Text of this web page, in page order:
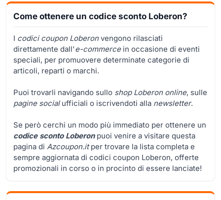
Come ottenere un codice sconto Loberon?
I codici coupon Loberonvengono rilasciati
direttamente dall'e-commercein occasione di eventi
speciali, per promuovere determinate categorie di
articoli, reparti o marchi.
Puoi trovarli navigando sullo shop Loberon online, sulle
pagine socialufficiali o iscrivendoti alla newsletter.
Se però cerchi un modo più immediato per ottenere un
codice sconto Loberonpuoi venire a visitare questa
pagina di Azcoupon.itper trovare la lista completa e
sempre aggiornata di codici coupon Loberon, offerte
promozionali in corso o in procinto di essere lanciate!